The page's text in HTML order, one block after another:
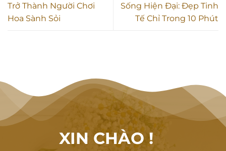
Trở Thành Người Chơi
Hoa Sành Sỏi
Sống Hiện Đại: Đẹp Tinh
Tế Chỉ Trong 10 Phút
XIN CHÀO!